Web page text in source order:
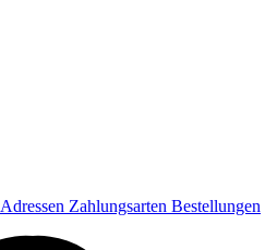
Adressen Zahlungsarten Bestellungen